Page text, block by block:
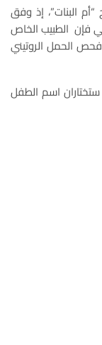
البنات”، إذ وفق
فإن الطبيب الخاص
فحص الحمل الروتيني
اسم الطفل